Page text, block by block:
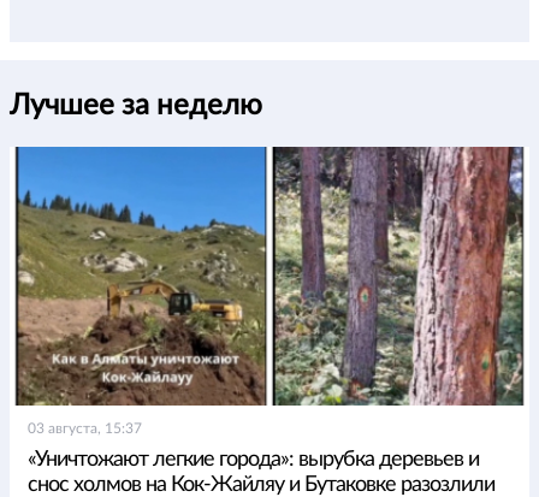
Лучшее за неделю
03 августа, 15:37
«Уничтожают легкие города»: вырубка деревьев и
снос холмов на Кок-Жайляу и Бутаковке разозлили